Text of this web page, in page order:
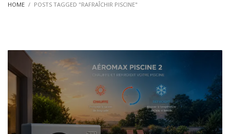
HOME POSTS TAGGED "RAFRAÎCHIR PISCINE"